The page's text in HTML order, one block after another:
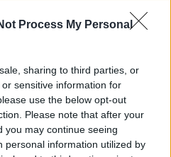
Process My Personal
sharing to third parties, or
sensitive information for
use the below opt-out
Please note that after your
you may continue seeing
personal information utilized by
blir en del av
i södra
Stockholm är en